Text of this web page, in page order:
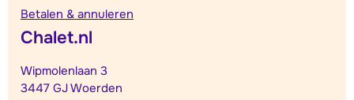
Betalen & annuleren
Chalet.nl
Wipmolenlaan 3
3447 GJ Woerden